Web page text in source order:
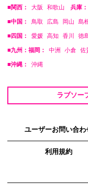
■関西： 大阪 和歌山 兵庫：
■中国： 鳥取 広島 岡山 島
■四国： 愛媛 高知 香川 徳
■九州：福岡： 中洲 小倉 佐
■沖縄： 沖縄
ラブソー
ユーザーお問い合わ
利用規約